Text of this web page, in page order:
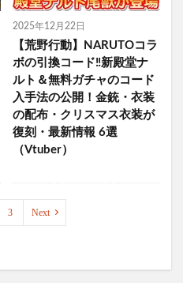
2025年12月22日
【荒野行動】NARUTOコラ
ボの引換コード‼新殿堂ナ
ルト＆無料ガチャのコード
入手法の公開！金銃・衣装
の配布・クリスマス衣装が
復刻・最新情報 6選
（Vtuber）
3 Next